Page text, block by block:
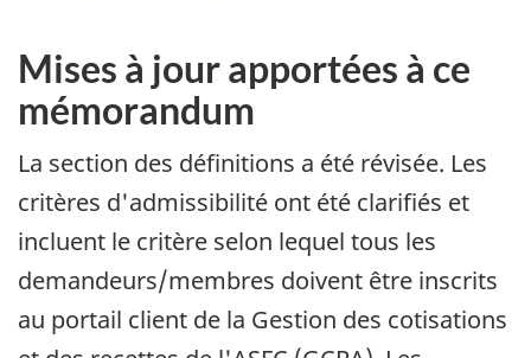
Mises à jour apportées à ce
mémorandum
La section des définitions a été révisée. Les
critères d'admissibilité ont été clarifiés et
incluent le critère selon lequel tous les
demandeurs/membres doivent être inscrits
au portail client de la Gestion des cotisations